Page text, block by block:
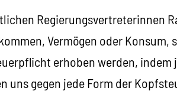
Regierungsvertreterinnen
Vermögen oder Konsum,
erhoben werden, indem
uns gegen jede Form der